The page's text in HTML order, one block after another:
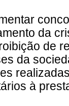
da
de
da
à